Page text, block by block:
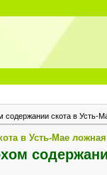
скота в Усть-
в Усть-Мае